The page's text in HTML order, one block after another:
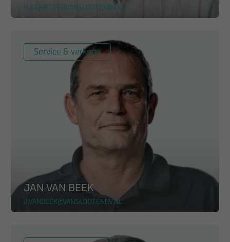
H.GERRITSE@VANSLOOTENBV.NL
Service & verkoop
JAN VAN BEEK
J.VANBEEK@VANSLOOTENBV.NL